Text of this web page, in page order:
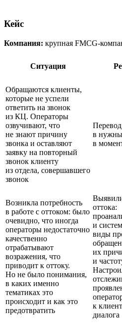
Кейс
Компания: крупная FMCG-
Ситуация
Обращаются клиенты,
которые не успели
ответить на звонок
из КЦ. Операторы
озвучивают, что
не знают причину
звонка и оставляют
заявку на повторный
звонок клиенту
из отдела, совершавшего
звонок
в
в
Возникла потребность
в работе с оттоком: было
очевидно, что иногда
операторы недостаточно
качественно
отрабатывают
возражения, что
приводит к оттоку.
Но не было понимания,
в каких именно
тематиках это
происходит и как это
предотвратить
оттока:
и
виды
их
и
к
диалога